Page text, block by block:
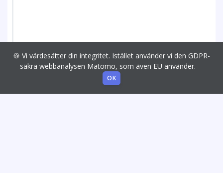
🍪 Vi värdesätter din integritet. Istället använder vi den GDPR-
säkra webbanalysen Matomo, som även EU använder.
OK